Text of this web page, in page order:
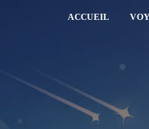
ACCUEIL